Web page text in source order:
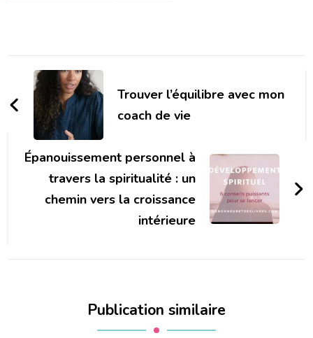
Navigation
d'article
Trouver l’équilibre avec mon
coach de vie
Épanouissement personnel à
travers la spiritualité : un
chemin vers la croissance
intérieure
Publication similaire